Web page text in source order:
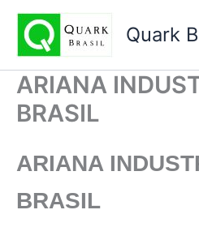
conteúdo
Quark
ARIANA
BRASIL
ARIANA
BRASIL